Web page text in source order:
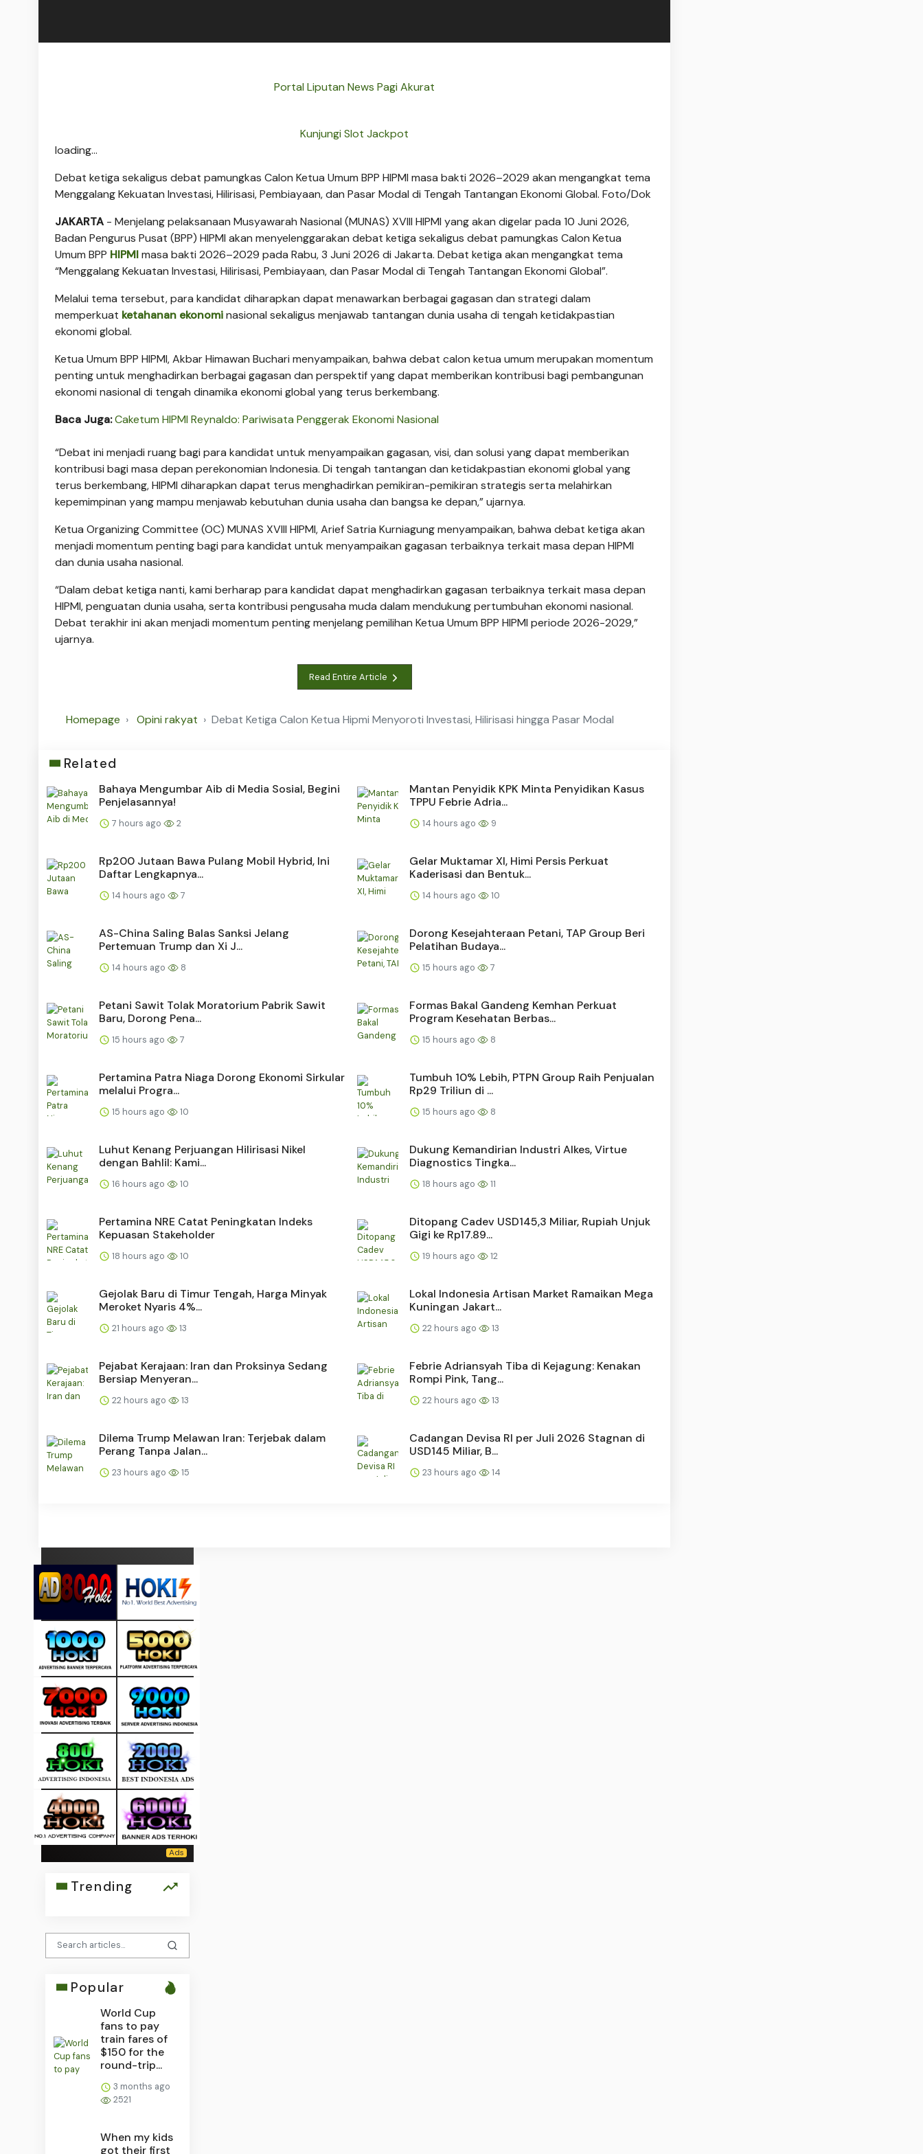
Portal Liputan News Pagi Akurat
Kunjungi Slot Jackpot
loading...
Debat ketiga sekaligus debat pamungkas Calon Ketua Umum BPP HIPMI masa bakti 2026–2029 akan mengangkat tema
Menggalang Kekuatan Investasi, Hilirisasi, Pembiayaan, dan Pasar Modal di Tengah Tantangan Ekonomi Global. Foto/Dok
JAKARTA - Menjelang pelaksanaan Musyawarah Nasional (MUNAS) XVIII HIPMI yang akan digelar pada 10 Juni 2026,
Badan Pengurus Pusat (BPP) HIPMI akan menyelenggarakan debat ketiga sekaligus debat pamungkas Calon Ketua
Umum BPP HIPMImasa bakti 2026–2029 pada Rabu, 3 Juni 2026 di Jakarta. Debat ketiga akan mengangkat tema
“Menggalang Kekuatan Investasi, Hilirisasi, Pembiayaan, dan Pasar Modal di Tengah Tantangan Ekonomi Global”.
Melalui tema tersebut, para kandidat diharapkan dapat menawarkan berbagai gagasan dan strategi dalam
memperkuat ketahanan ekonominasional sekaligus menjawab tantangan dunia usaha di tengah ketidakpastian
ekonomi global.
Ketua Umum BPP HIPMI, Akbar Himawan Buchari menyampaikan, bahwa debat calon ketua umum merupakan momentum
penting untuk menghadirkan berbagai gagasan dan perspektif yang dapat memberikan kontribusi bagi pembangunan
ekonomi nasional di tengah dinamika ekonomi global yang terus berkembang.
Baca Juga:Caketum HIPMI Reynaldo: Pariwisata Penggerak Ekonomi Nasional
“Debat ini menjadi ruang bagi para kandidat untuk menyampaikan gagasan, visi, dan solusi yang dapat memberikan
kontribusi bagi masa depan perekonomian Indonesia. Di tengah tantangan dan ketidakpastian ekonomi global yang
terus berkembang, HIPMI diharapkan dapat terus menghadirkan pemikiran-pemikiran strategis serta melahirkan
kepemimpinan yang mampu menjawab kebutuhan dunia usaha dan bangsa ke depan,” ujarnya.
Ketua Organizing Committee (OC) MUNAS XVIII HIPMI, Arief Satria Kurniagung menyampaikan, bahwa debat ketiga akan
menjadi momentum penting bagi para kandidat untuk menyampaikan gagasan terbaiknya terkait masa depan HIPMI
dan dunia usaha nasional.
“Dalam debat ketiga nanti, kami berharap para kandidat dapat menghadirkan gagasan terbaiknya terkait masa depan
HIPMI, penguatan dunia usaha, serta kontribusi pengusaha muda dalam mendukung pertumbuhan ekonomi nasional.
Debat terakhir ini akan menjadi momentum penting menjelang pemilihan Ketua Umum BPP HIPMI periode 2026-2029,”
ujarnya.
Read Entire Article
Homepage Opini rakyat Debat Ketiga Calon Ketua Hipmi Menyoroti Investasi, Hilirisasi hingga Pasar Modal
Related
Bahaya Mengumbar Aib di Media Sosial, Begini
Penjelasannya!
7 hours ago 2
Mantan Penyidik KPK Minta Penyidikan Kasus
TPPU Febrie Adria...
14 hours ago 9
Rp200 Jutaan Bawa Pulang Mobil Hybrid, Ini
Daftar Lengkapnya...
14 hours ago 7
Gelar Muktamar XI, Himi Persis Perkuat
Kaderisasi dan Bentuk...
14 hours ago 10
AS-China Saling Balas Sanksi Jelang
Pertemuan Trump dan Xi J...
14 hours ago 8
Dorong Kesejahteraan Petani, TAP Group Beri
Pelatihan Budaya...
15 hours ago 7
Petani Sawit Tolak Moratorium Pabrik Sawit
Baru, Dorong Pena...
15 hours ago 7
Formas Bakal Gandeng Kemhan Perkuat
Program Kesehatan Berbas...
15 hours ago 8
Pertamina Patra Niaga Dorong Ekonomi Sirkular
melalui Progra...
15 hours ago 10
Tumbuh 10% Lebih, PTPN Group Raih Penjualan
Rp29 Triliun di ...
15 hours ago 8
Luhut Kenang Perjuangan Hilirisasi Nikel
dengan Bahlil: Kami...
16 hours ago 10
Dukung Kemandirian Industri Alkes, Virtue
Diagnostics Tingka...
18 hours ago 11
Pertamina NRE Catat Peningkatan Indeks
Kepuasan Stakeholder
18 hours ago 10
Ditopang Cadev USD145,3 Miliar, Rupiah Unjuk
Gigi ke Rp17.89...
19 hours ago 12
Gejolak Baru di Timur Tengah, Harga Minyak
Meroket Nyaris 4%...
21 hours ago 13
Lokal Indonesia Artisan Market Ramaikan Mega
Kuningan Jakart...
22 hours ago 13
Pejabat Kerajaan: Iran dan Proksinya Sedang
Bersiap Menyeran...
22 hours ago 13
Febrie Adriansyah Tiba di Kejagung: Kenakan
Rompi Pink, Tang...
22 hours ago 13
Dilema Trump Melawan Iran: Terjebak dalam
Perang Tanpa Jalan...
23 hours ago 15
Cadangan Devisa RI per Juli 2026 Stagnan di
USD145 Miliar, B...
23 hours ago 14
Trending
Popular
World Cup
fans to pay
train fares of
$150 for the
round-trip...
3 months ago
2521
When my kids
got their first